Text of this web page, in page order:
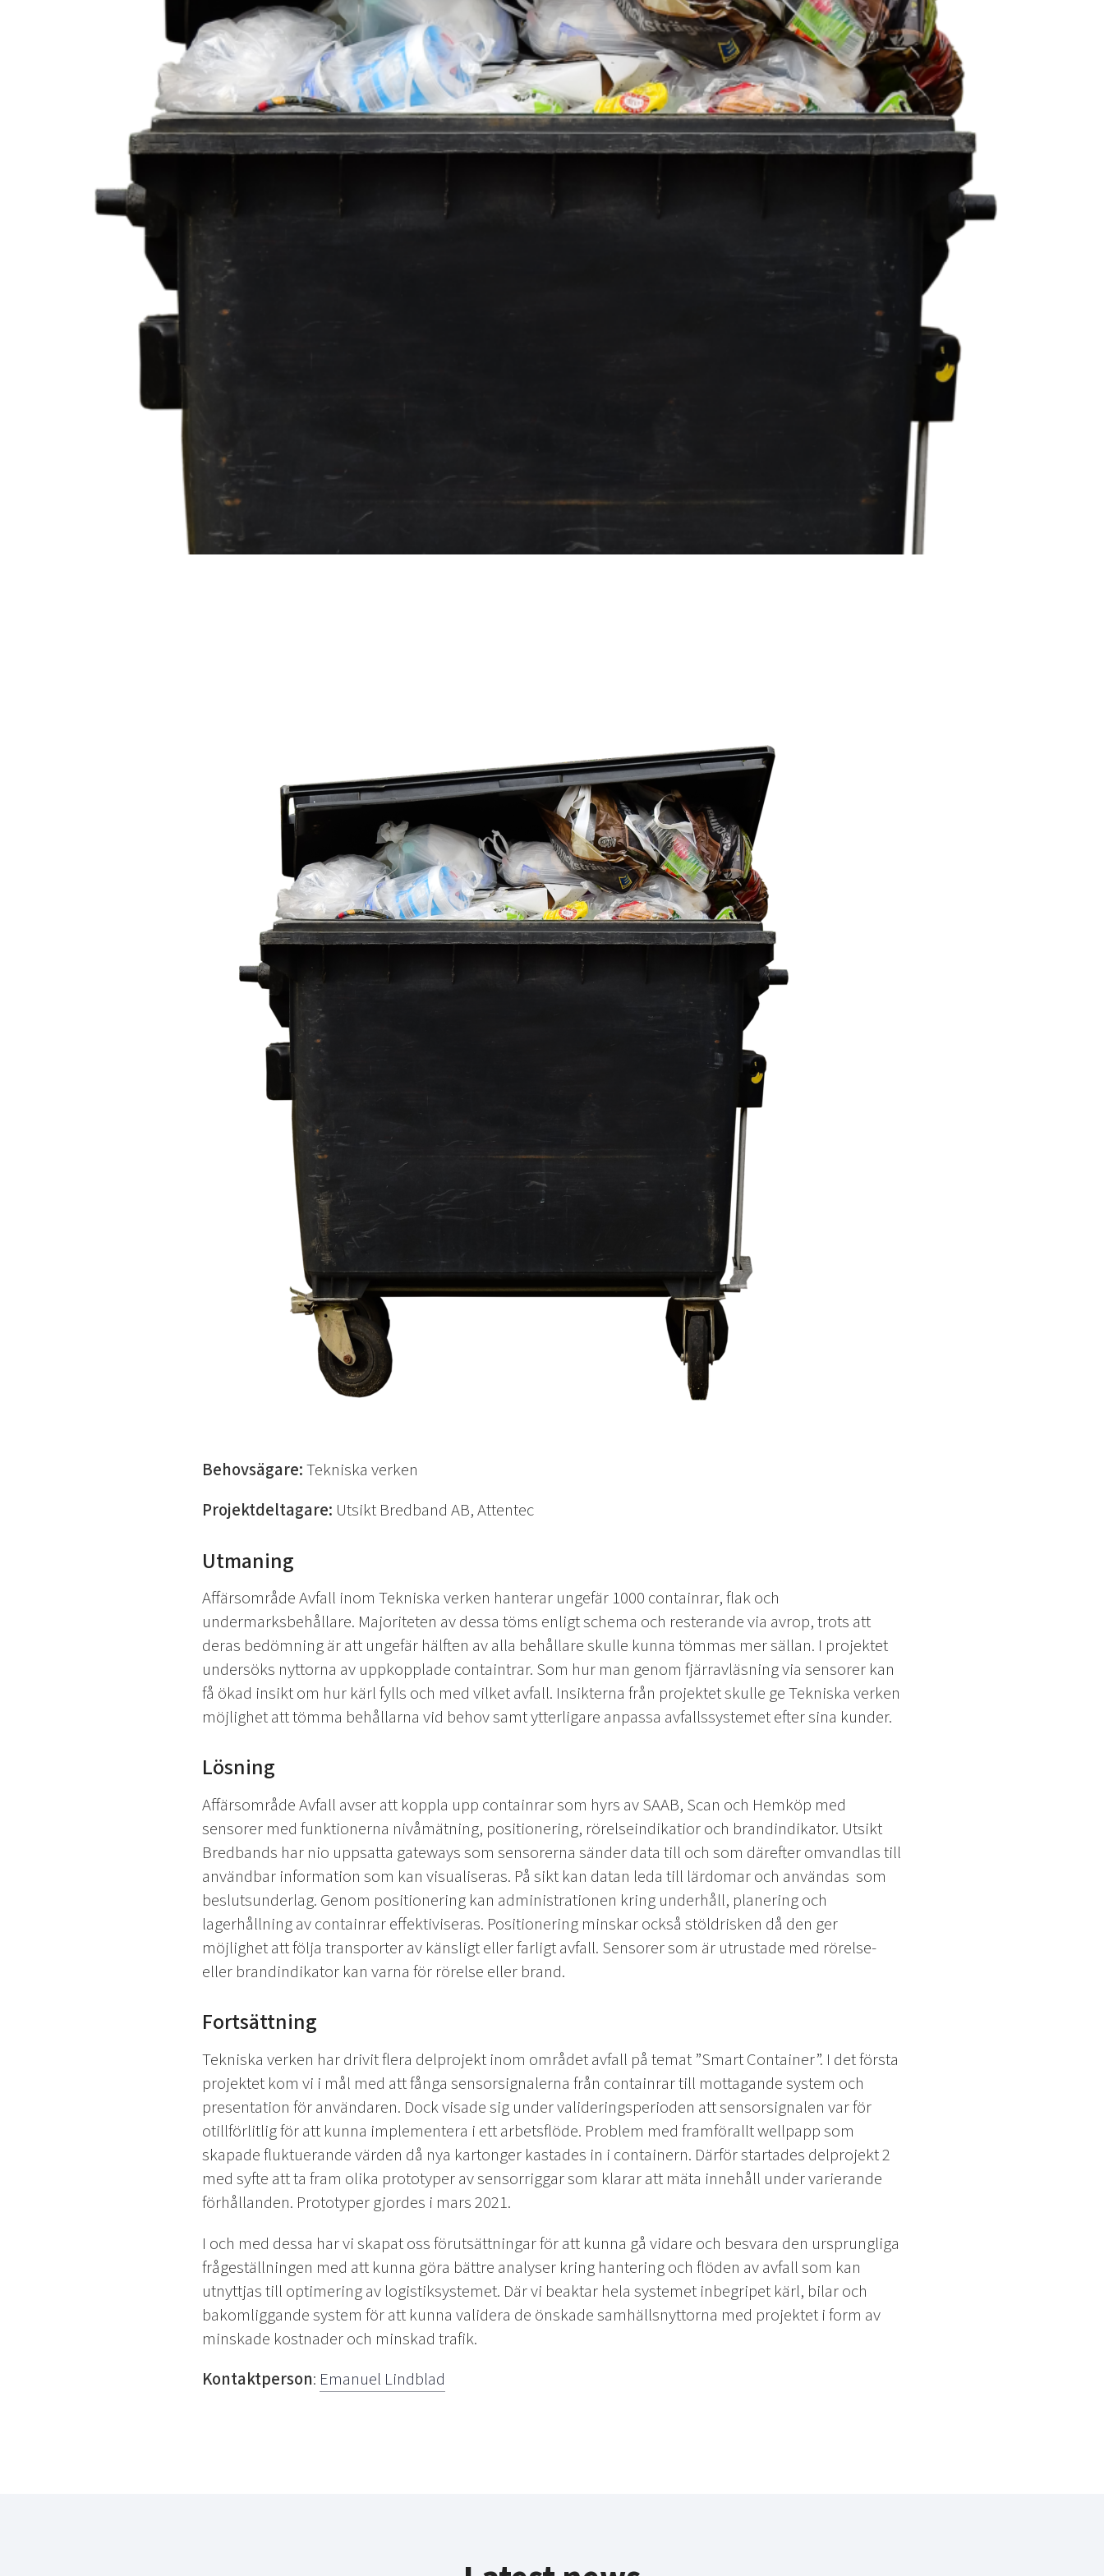
Behovsägare:Tekniska verken
Projektdeltagare: Utsikt Bredband AB, Attentec
Utmaning
Affärsområde Avfall inom Tekniska verken hanterar ungefär 1000 containrar, flak och
undermarksbehållare. Majoriteten av dessa töms enligt schema och resterande via avrop, trots att
deras bedömning är att ungefär hälften av alla behållare skulle kunna tömmas mer sällan. I projektet
undersöks nyttorna av uppkopplade containtrar. Som hur man genom fjärravläsning via sensorer kan
få ökad insikt om hur kärl fylls och med vilket avfall. Insikterna från projektet skulle ge Tekniska verken
möjlighet att tömma behållarna vid behov samt ytterligare anpassa avfallssystemet efter sina kunder.
Lösning
Affärsområde Avfall avser att koppla upp containrar som hyrs av SAAB, Scan och Hemköp med
sensorer med funktionerna nivåmätning, positionering, rörelseindikatior och brandindikator. Utsikt
Bredbands har nio uppsatta gateways som sensorerna sänder data till och som därefter omvandlas till
användbar information som kan visualiseras. På sikt kan datan leda till lärdomar och användas som
beslutsunderlag. Genom positionering kan administrationen kring underhåll, planering och
lagerhållning av containrar effektiviseras. Positionering minskar också stöldrisken då den ger
möjlighet att följa transporter av känsligt eller farligt avfall. Sensorer som är utrustade med rörelse-
eller brandindikator kan varna för rörelse eller brand.
Fortsättning
Tekniska verken har drivit flera delprojekt inom området avfall på temat ”Smart Container”. I det första
projektet kom vi i mål med att fånga sensorsignalerna från containrar till mottagande system och
presentation för användaren. Dock visade sig under valideringsperioden att sensorsignalen var för
otillförlitlig för att kunna implementera i ett arbetsflöde. Problem med framförallt wellpapp som
skapade fluktuerande värden då nya kartonger kastades in i containern. Därför startades delprojekt 2
med syfte att ta fram olika prototyper av sensorriggar som klarar att mäta innehåll under varierande
förhållanden. Prototyper gjordes i mars 2021.
I och med dessa har vi skapat oss förutsättningar för att kunna gå vidare och besvara den ursprungliga
frågeställningen med att kunna göra bättre analyser kring hantering och flöden av avfall som kan
utnyttjas till optimering av logistiksystemet. Där vi beaktar hela systemet inbegripet kärl, bilar och
bakomliggande system för att kunna validera de önskade samhällsnyttorna med projektet i form av
minskade kostnader och minskad trafik.
Kontaktperson: Emanuel Lindblad